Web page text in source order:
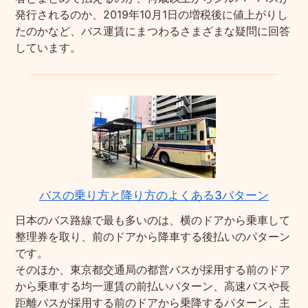
発行されるのか、2019年10月1日の増税後に値上がりし
たのかなど、バス運賃にまつわるさまざまな疑問に回答
しています。
バスの乗り方と降り方のよくある3パターン
日本のバス路線で最も多いのは、横のドアから乗車して
整理券を取り、前のドアから降車する後払いのパターン
です。
そのほか、東京都交通局の都営バスが採用する前のドア
から乗車する均一運賃の前払いパターン、高速バスや長
距離バスが採用する前のドアから乗降するパターン、主